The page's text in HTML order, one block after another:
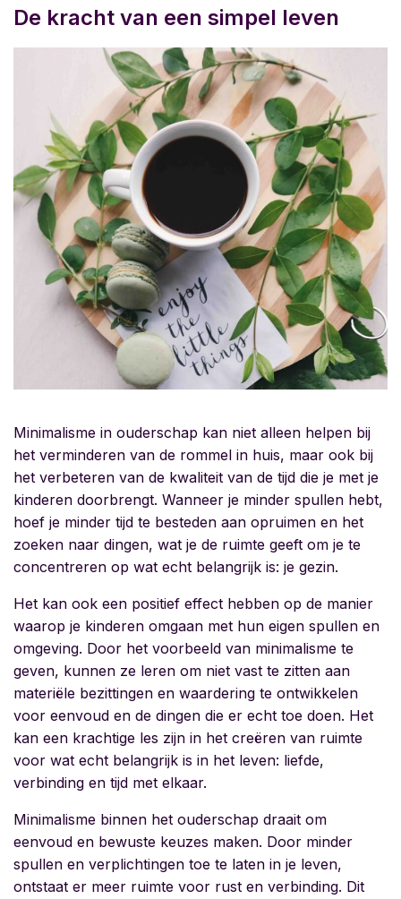
De kracht van een simpel leven
Minimalisme in ouderschap kan niet alleen helpen bij
het verminderen van de rommel in huis, maar ook bij
het verbeteren van de kwaliteit van de tijd die je met je
kinderen doorbrengt. Wanneer je minder spullen hebt,
hoef je minder tijd te besteden aan opruimen en het
zoeken naar dingen, wat je de ruimte geeft om je te
concentreren op wat echt belangrijk is: je gezin.
Het kan ook een positief effect hebben op de manier
waarop je kinderen omgaan met hun eigen spullen en
omgeving. Door het voorbeeld van minimalisme te
geven, kunnen ze leren om niet vast te zitten aan
materiële bezittingen en waardering te ontwikkelen
voor eenvoud en de dingen die er echt toe doen. Het
kan een krachtige les zijn in het creëren van ruimte
voor wat echt belangrijk is in het leven: liefde,
verbinding en tijd met elkaar.
Minimalisme binnen het ouderschap draait om
eenvoud en bewuste keuzes maken. Door minder
spullen en verplichtingen toe te laten in je leven,
ontstaat er meer ruimte voor rust en verbinding. Dit